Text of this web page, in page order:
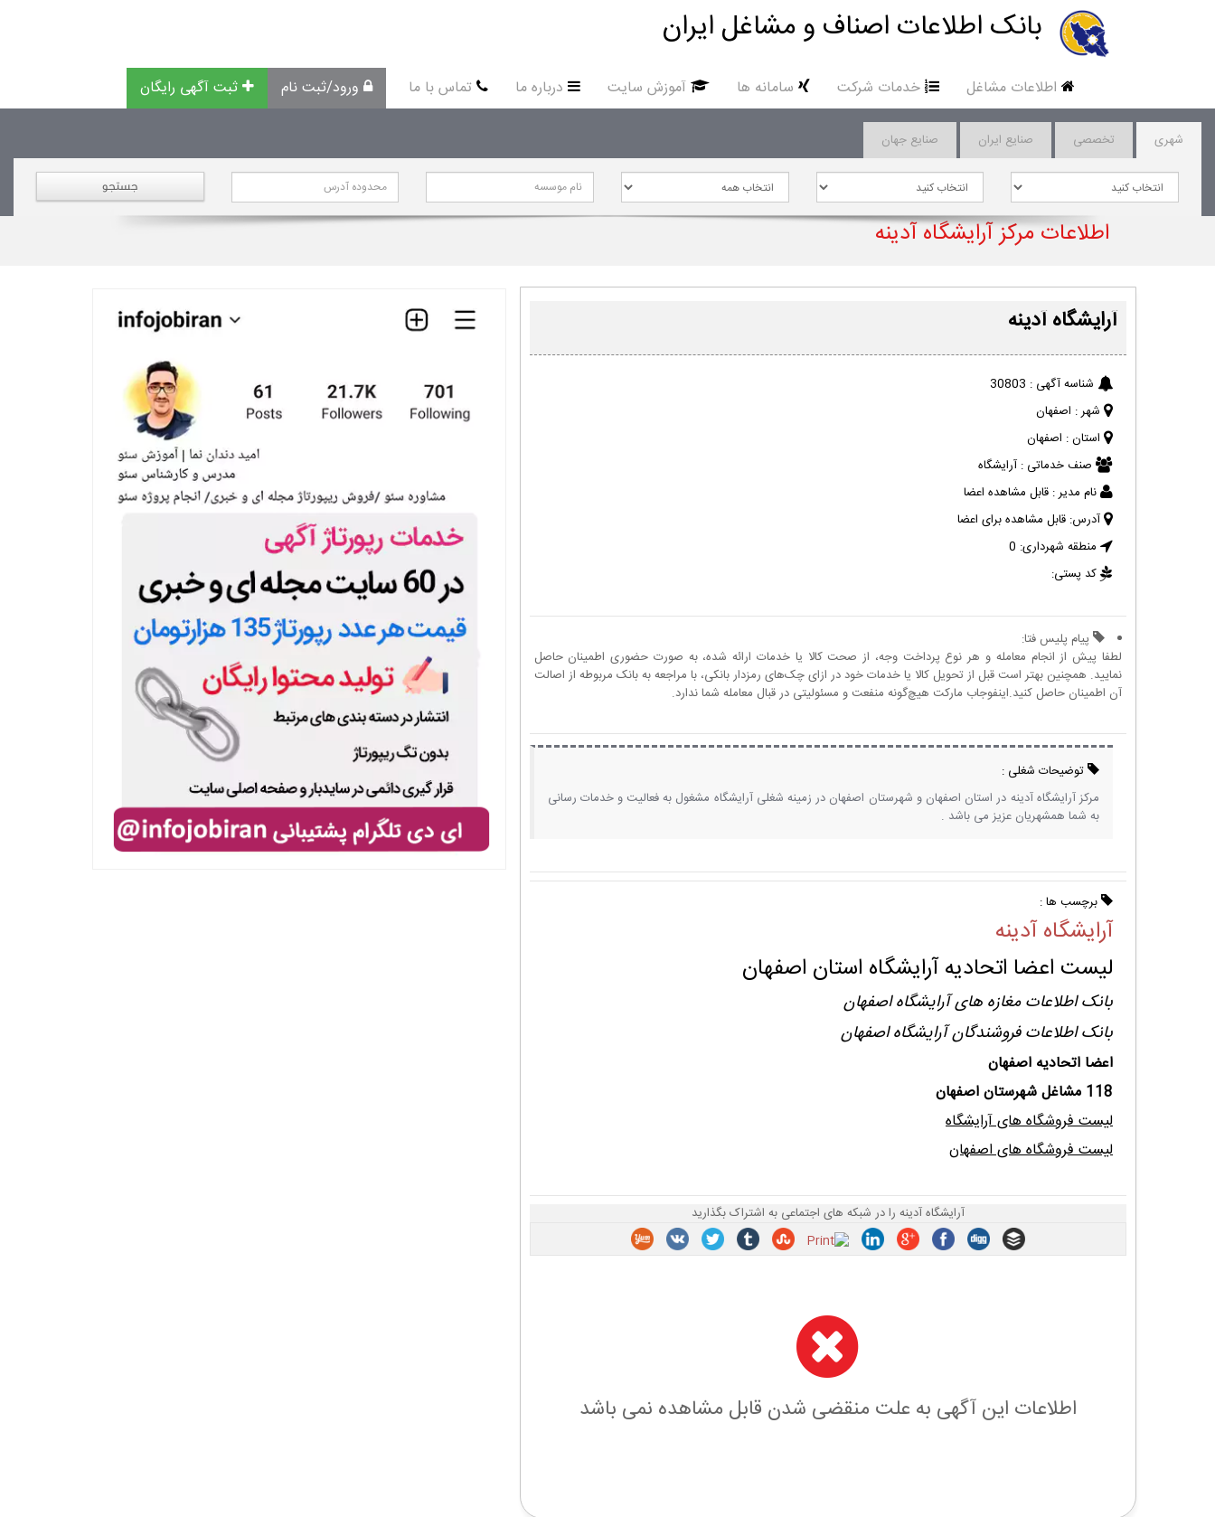
بانک اطلاعات اصناف و مشاغل ایران
اطلاعات مشاغل خدمات شرکت سامانه ها آموزش سایت درباره ما تماس با ما ورود/ثبت نام ثبت آگهی رایگان
شهری تخصصی صنایع ایران صنایع جهان
جستجو
اطلاعات مرکز آرایشگاه آدینه
آرایشگاه آدینه
شناسه آگهی : 30803
شهر : اصفهان
استان : اصفهان
صنف خدماتی : آرایشگاه
نام مدیر : قابل مشاهده اعضا
آدرس: قابل مشاهده برای اعضا
منطقه شهرداری: 0
کد پستی:
پیام پلیس فتا:
لطفا پیش از انجام معامله و هر نوع پرداخت وجه، از صحت کالا یا خدمات ارائه شده، به صورت حضوری اطمینان حاصل
نمایید. همچنین بهتر است قبل از تحویل کالا یا خدمات خود در ازای چک‌های رمزدار بانکی، با مراجعه به بانک مربوطه از اصالت
آن اطمینان حاصل کنید.اینفوجاب مارکت هیچ‌گونه منفعت و مسئولیتی در قبال معامله شما ندارد.
توضیحات شغلی :
مرکز آرایشگاه آدینه در استان اصفهان و شهرستان اصفهان در زمینه شغلی آرایشگاه مشغول به فعالیت و خدمات رسانی
به شما همشهریان عزیز می باشد .
برچسب ها :
آرایشگاه آدینه
لیست اعضا اتحادیه آرایشگاه استان اصفهان
بانک اطلاعات مغازه های آرایشگاه اصفهان
بانک اطلاعات فروشندگان آرایشگاه اصفهان
اعضا اتحادیه اصفهان
118 مشاغل شهرستان اصفهان
لیست فروشگاه های آرایشگاه
لیست فروشگاه های اصفهان
آرایشگاه آدینه را در شبکه های اجتماعی به اشتراک بگذارید
اطلاعات این آگهی به علت منقضی شدن قابل مشاهده نمی باشد